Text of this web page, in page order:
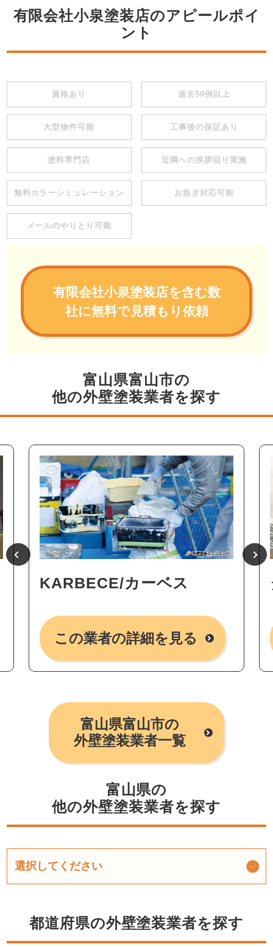
有限会社小泉塗装店のアピールポイ
ント
資格あり 過去50例以上
大型物件可能 工事後の保証あり
塗料専門店 近隣への挨拶回り実施
無料カラーシミュレーション お急ぎ対応可能
メールのやりとり可能
有限会社小泉塗装店を含む数
社に無料で見積もり依頼
富山県富山市の
他の外壁塗装業者を探す
KARBECE/カーベス
この業者の詳細を見る
富山県富山市の
外壁塗装業者一覧
富山県の
他の外壁塗装業者を探す
都道府県の外壁塗装業者を探す